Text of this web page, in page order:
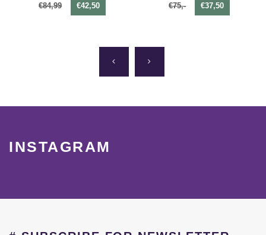
€84,99 €42,50 €75,- €37,50
INSTAGRAM